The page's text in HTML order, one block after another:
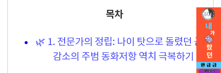
목차
🌿 1. 전문가의 정립: 나이 탓으로 돌렸던 근육
감소의 주범 동화저항 역치 극복하기